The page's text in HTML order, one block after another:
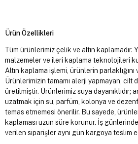
Ürün Özellikleri
Tüm ürünlerimiz çelik ve altın kaplamadır.
malzemeler ve ileri kaplama teknolojileri
Altın kaplama işlemi, ürünlerin parlaklığını
Ürünlerimizin tamamı alerji yapmayan, cilt
üretilmiştir. Ürünlerimiz suya dayanıklıdır;
uzatmak için su, parfüm, kolonya ve
temas etmemesi önerilir. Bu sayede,
kaplaması uzun süre korunur. İş
verilen siparişler aynı gün kargoya teslim